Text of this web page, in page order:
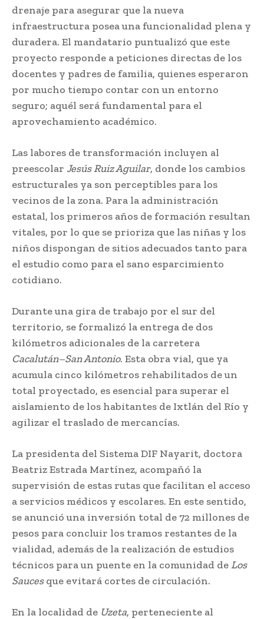
drenaje para asegurar que la nueva
infraestructura posea una funcionalidad plena y
duradera. El mandatario puntualizó que este
proyecto responde a peticiones directas de los
docentes y padres de familia, quienes esperaron
por mucho tiempo contar con un entorno
seguro; aquél será fundamental para el
aprovechamiento académico.
Las labores de transformación incluyen al
preescolar Jesús Ruiz Aguilar, donde los cambios
estructurales ya son perceptibles para los
vecinos de la zona. Para la administración
estatal, los primeros años de formación resultan
vitales, por lo que se prioriza que las niñas y los
niños dispongan de sitios adecuados tanto para
el estudio como para el sano esparcimiento
cotidiano.
Durante una gira de trabajo por el sur del
territorio, se formalizó la entrega de dos
kilómetros adicionales de la carretera
Cacalután–San Antonio. Esta obra vial, que ya
acumula cinco kilómetros rehabilitados de un
total proyectado, es esencial para superar el
aislamiento de los habitantes de Ixtlán del Río y
agilizar el traslado de mercancías.
La presidenta del Sistema DIF Nayarit, doctora
Beatriz Estrada Martínez, acompañó la
supervisión de estas rutas que facilitan el acceso
a servicios médicos y escolares. En este sentido,
se anunció una inversión total de 72 millones de
pesos para concluir los tramos restantes de la
vialidad, además de la realización de estudios
técnicos para un puente en la comunidad de Los
Saucesque evitará cortes de circulación.
En la localidad de Uzeta, perteneciente al